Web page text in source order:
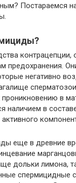
Постараемся
контрацепции,
предохранения.
негативно
проникновению в
наличием в
еще в древние
дольки лимона,
спермицидные